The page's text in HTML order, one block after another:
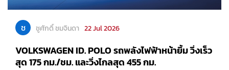
ช ชูศักดิ์ ชมจินดา 22 Jul 2026
VOLKSWAGEN ID. POLO รถพลังไฟฟ้าหน้ายิ้ม วิ่งเร็ว
สุด 175 กม./ชม. และวิ่งไกลสุด 455 กม.